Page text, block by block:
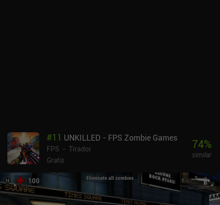
#11 UNKILLED - FPS Zombie Games
FPS
Tirador
Gratis
74%
similar